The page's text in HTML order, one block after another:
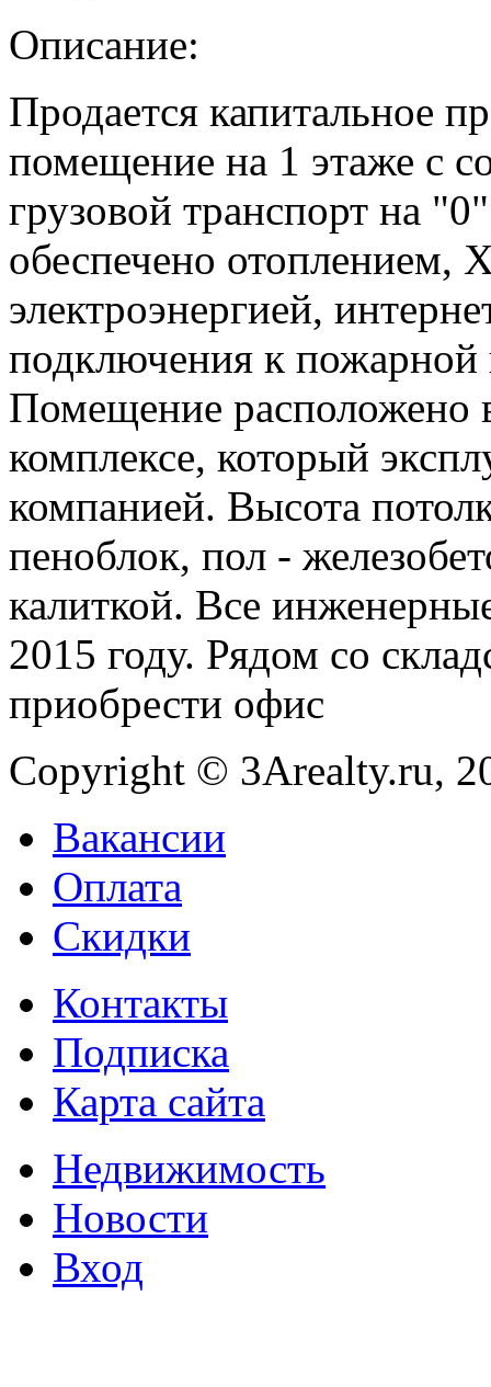
Описание:
Продается капитальное
помещение на 1 этаже с
грузовой транспорт на
обеспечено отоплением,
электроэнергией,
подключения к пожарной
Помещение расположено
комплексе, который
компанией. Высота
пеноблок, пол -
калиткой. Все
2015 году. Рядом со
приобрести офис
Copyright © 3Arealty.ru,
Вакансии
Оплата
Скидки
Контакты
Подписка
Карта сайта
Недвижимость
Новости
Вход